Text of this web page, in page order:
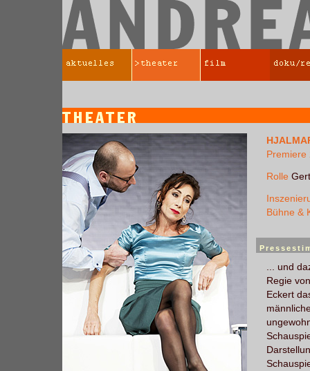
Premiere
Rolle
Bühne &
... und
Regie
Eckert